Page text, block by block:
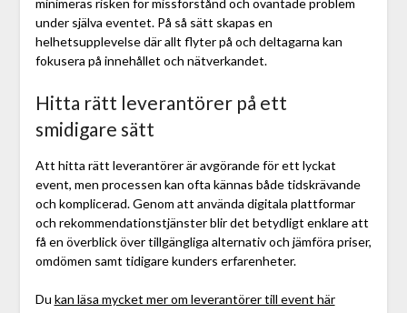
under själva eventet. På så sätt skapas en
helhetsupplevelse där allt flyter på och deltagarna kan
fokusera på innehållet och nätverkandet.
Hitta rätt leverantörer på ett
smidigare sätt
Att hitta rätt leverantörer är avgörande för ett lyckat
event, men processen kan ofta kännas både tidskrävande
och komplicerad. Genom att använda digitala plattformar
och rekommendationstjänster blir det betydligt enklare att
få en överblick över tillgängliga alternativ och jämföra priser,
omdömen samt tidigare kunders erfarenheter.
Du kan läsa mycket mer om leverantörer till event här